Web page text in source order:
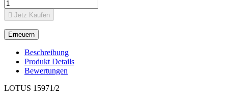
 Jetz Kaufen
Beschreibung
Produkt Details
Bewertungen
LOTUS 15971/2